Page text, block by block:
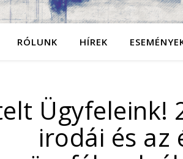
RÓLUNK HÍREK
Ügyfeleink!
irodái és